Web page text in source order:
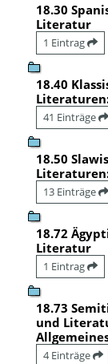
18.30
Literatur
1 Eintrag
18.40
41 Einträge
18.50
13 Einträge
18.72
Literatur
1 Eintrag
18.73
und
4 Einträge